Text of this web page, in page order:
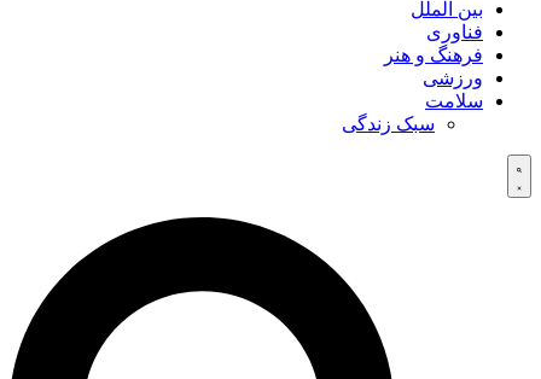
بین الملل
فناوری
فرهنگ و هنر
ورزشی
سلامت
سبک زندگی